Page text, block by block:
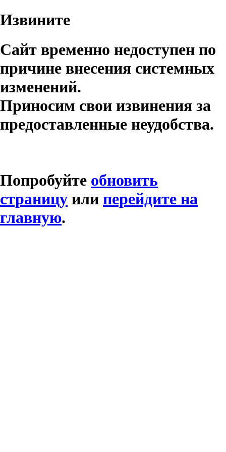
Извините
Сайт временно недоступен по
причине внесения системных
изменений.
Приносим свои извинения за
предоставленные неудобства.
Попробуйте обновить
страницу или перейдите на
главную.